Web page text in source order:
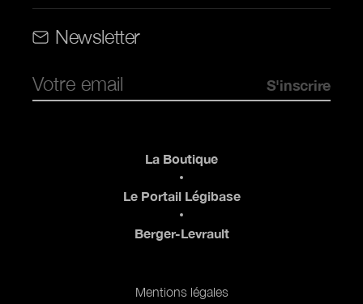
Newsletter
La Boutique
Le Portail Légibase
Berger-Levrault
Mentions légales